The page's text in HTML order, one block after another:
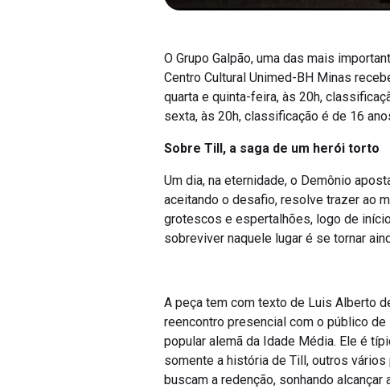
O Grupo Galpão, uma das mais
Centro Cultural Unimed-BH Minas
quarta e quinta-feira, às 20h,
sexta, às 20h, classificação é de 16
Sobre Till, a saga de um herói torto
Um dia, na eternidade, o Demônio
aceitando o desafio, resolve trazer ao
grotescos e espertalhões, logo de
sobreviver naquele lugar é se tornar
A peça tem com texto de Luis Alberto
reencontro presencial com o público
popular alemã da Idade Média. Ele é
somente a história de Till, outros
buscam a redenção, sonhando